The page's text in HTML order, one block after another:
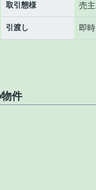
取引態様 売主
引渡し 即時
件